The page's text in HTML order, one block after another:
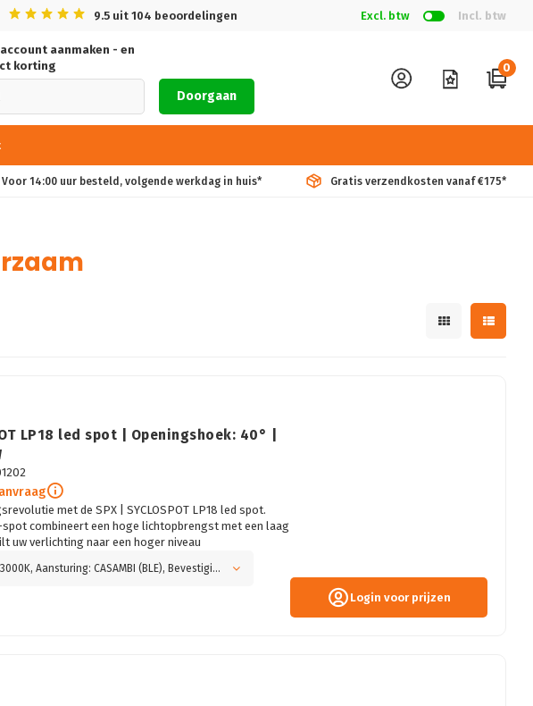
9.5 uit 104 beoordelingen Excl. btw Incl. btw
aanmaken - en
korting
Doorgaan
0
Voor 14:00 uur besteld, volgende werkdag in huis* Gratis verzendkosten vanaf €175*
LP18 led spot | Openingshoek: 40° |
met de SPX | SYCLOSPOT LP18 led spot.
spot combineert een hoge lichtopbrengst met een laag
uw verlichting naar een hoger niveau
Kleurtemperatuur: 3000K, Aansturing: CASAMBI (BLE), Bevestiging: Hook mounting, Kleur: Zwart
Login voor prijzen